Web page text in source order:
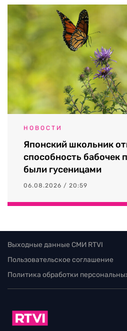
НОВОСТИ
Японский школьник
способность бабочек
были гусеницами
06.08.2026 / 20:59
Выходные данные СМИ RTVI
Пользовательское соглашение
Политика обработки